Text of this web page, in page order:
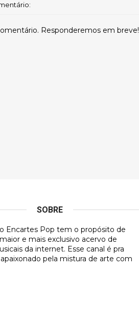
Responderemos em breve!
SOBRE
o Encartes Pop tem o propósito de
e mais exclusivo acervo de
da internet. Esse canal é pra
pela mistura de arte com